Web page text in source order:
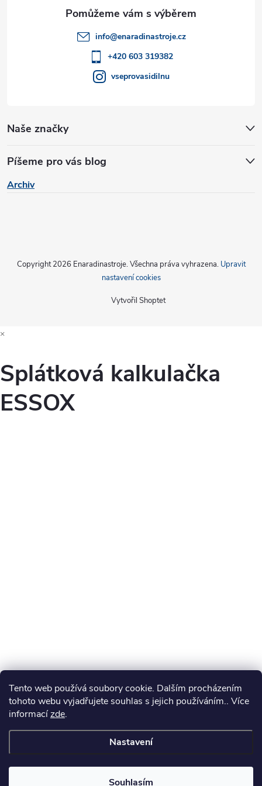
Tento web používá soubory cookie. Dalším procházením
tohoto webu vyjadřujete souhlas s jejich používáním.. Více
informacízde.
Nastavení
Souhlasím
u
Naše značky
Píšeme pro vás blog
Archiv
info@enaradinastroje.cz
+420 603 319382
vseprovasidilnu
Vytvořil Shoptet
Copyright 2026 Enaradinastroje. Všechna práva vyhrazena. Upravit
nastavení cookies
×
Splátková kalkulačka
ESSOX